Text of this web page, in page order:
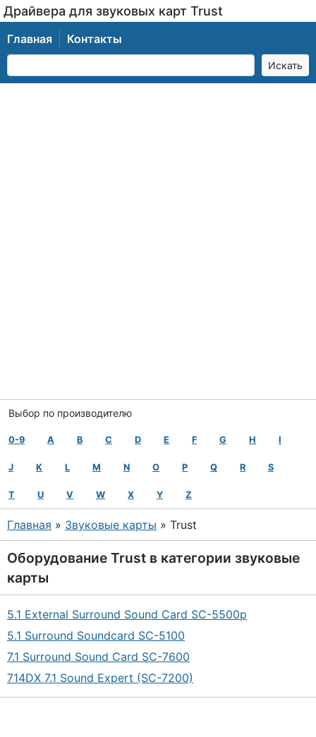
Драйвера для звуковых карт Trust
Главная Контакты
Выбор по производителю
0-9 A B C D E F G H I
J K L M N O P Q R S
T U V W X Y Z
Главная » Звуковые карты » Trust
Оборудование Trust в категории звуковые
карты
5.1 External Surround Sound Card SC-5500p
5.1 Surround Soundcard SC-5100
7.1 Surround Sound Card SC-7600
714DX 7.1 Sound Expert (SC-7200)